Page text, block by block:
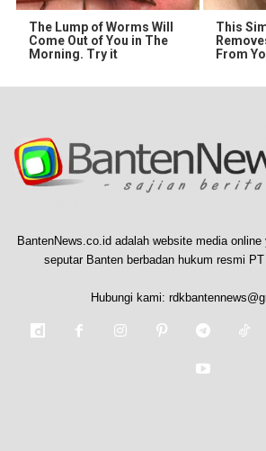
The Lump of Worms Will
Come Out of You in The
Morning. Try it
This
From
BantenNews.co.id adalah website media
seputar Banten berbadan hukum resmi
Hubungi kami: